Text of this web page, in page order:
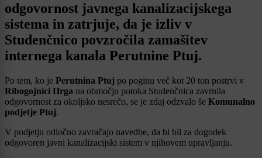
odgovornost javnega kanalizacijskega
sistema in zatrjuje, da je izliv v
Studenčnico povzročila zamašitev
internega kanala Perutnine Ptuj.
Po tem, ko je Perutnina Ptuj po poginu več kot 20 ton postrvi v
Ribogojnici Hrga na območju potoka Studenčnica zavrnila
odgovornost za okoljsko nesrečo, se je zdaj odzvalo še Komunalno
podjetje Ptuj.
V podjetju odločno zavračajo navedbe, da bi bil za dogodek
odgovoren javni kanalizacijski sistem v njihovem upravljanju.